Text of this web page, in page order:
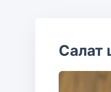
Салат